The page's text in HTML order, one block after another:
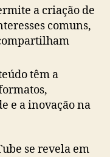
a criação de
comuns,
têm a
e a inovação na
se revela em